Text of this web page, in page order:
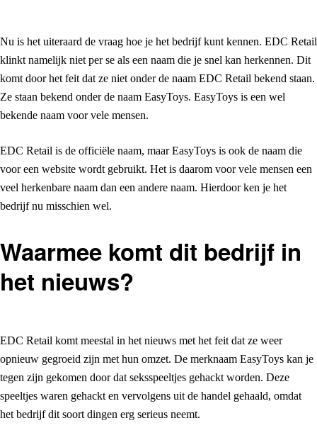
Nu is het uiteraard de vraag hoe je het bedrijf kunt kennen. EDC Retail
klinkt namelijk niet per se als een naam die je snel kan herkennen. Dit
komt door het feit dat ze niet onder de naam EDC Retail bekend staan.
Ze staan bekend onder de naam EasyToys. EasyToys is een wel
bekende naam voor vele mensen.
EDC Retail is de officiële naam, maar EasyToys is ook de naam die
voor een website wordt gebruikt. Het is daarom voor vele mensen een
veel herkenbare naam dan een andere naam. Hierdoor ken je het
bedrijf nu misschien wel.
Waarmee komt dit bedrijf in
het nieuws?
EDC Retail komt meestal in het nieuws met het feit dat ze weer
opnieuw gegroeid zijn met hun omzet. De merknaam EasyToys kan je
tegen zijn gekomen door dat seksspeeltjes gehackt worden. Deze
speeltjes waren gehackt en vervolgens uit de handel gehaald, omdat
het bedrijf dit soort dingen erg serieus neemt.